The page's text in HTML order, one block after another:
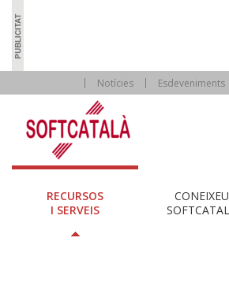
Notícies Esdeveniments
RECURSOS
I SERVEIS
CONEIXEU